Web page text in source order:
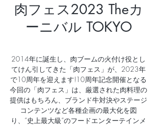
肉フェス2023 Theカ
ーニバル TOKYO
2014年に誕生し、肉ブームの火付け役とし
てけん引してきた「肉フェス」が、2023年
で10周年を迎えます!10周年記念開催となる
今回の「肉フェス」は、厳選された肉料理の
提供はもちろん、ブランド牛対決やステージ
コンテンツなど各種企画の最大化を図
り、”史上最大級”のフードエンターテインメ